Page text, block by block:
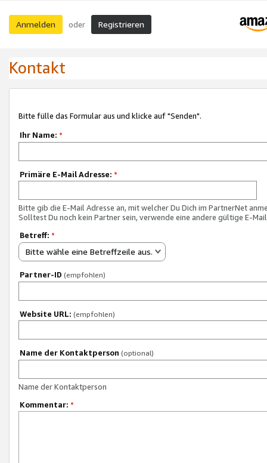
Anmelden oder Registrieren
Kontakt
Bitte fülle das Formular aus und klicke auf "Senden".
Ihr Name: *
Primäre E-Mail Adresse: *
Bitte gib die E-Mail Adresse an, mit welcher Du Dich im PartnerNet
Solltest Du noch kein Partner sein, verwende eine andere gültige E-
Betreff: *
Bitte wähle eine Betreffzeile aus.
Partner-ID (empfohlen)
Website URL: (empfohlen)
Name der Kontaktperson (optional)
Name der Kontaktperson
Kommentar: *